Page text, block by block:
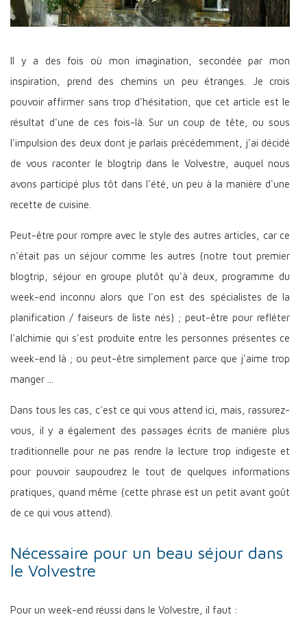
Il y a des fois où mon imagination, secondée par mon
inspiration, prend des chemins un peu étranges. Je crois
pouvoir affirmer sans trop d'hésitation, que cet article est le
résultat d'une de ces fois-là. Sur un coup de tête, ou sous
l'impulsion des deux dont je parlais précédemment, j'ai décidé
de vous raconter le blogtrip dans le Volvestre, auquel nous
avons participé plus tôt dans l'été, un peu à la manière d'une
recette de cuisine.
Peut-être pour rompre avec le style des autres articles, car ce
n'était pas un séjour comme les autres (notre tout premier
blogtrip, séjour en groupe plutôt qu'à deux, programme du
week-end inconnu alors que l'on est des spécialistes de la
planification / faiseurs de liste nés) ; peut-être pour refléter
l'alchimie qui s'est produite entre les personnes présentes ce
week-end là ; ou peut-être simplement parce que j'aime trop
manger ...
Dans tous les cas, c'est ce qui vous attend ici, mais, rassurez-
vous, il y a également des passages écrits de manière plus
traditionnelle pour ne pas rendre la lecture trop indigeste et
pour pouvoir saupoudrez le tout de quelques informations
pratiques, quand même (cette phrase est un petit avant goût
de ce qui vous attend).
Nécessaire pour un beau séjour dans
le Volvestre
Pour un week-end réussi dans le Volvestre, il faut :